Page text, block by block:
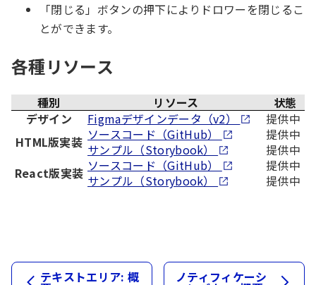
「閉じる」ボタンの押下によりドロワーを閉じるこ
とができます。
各種リソース
種別 リソース
状態
デザイン
Figmaデザインデータ（v2）
提供中
HTML版実装 ソースコード（GitHub）
提供中
サンプル（Storybook）
提供中
React版実装 ソースコード（GitHub）
提供中
サンプル（Storybook）
提供中
テキストエリア: 概 ノティフィケーシ